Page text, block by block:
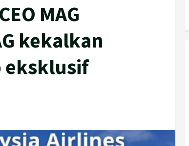
MAG
kekalkan
eksklusif